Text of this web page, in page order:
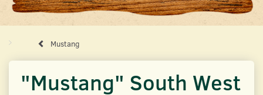
Mustang
"Mustang" South West